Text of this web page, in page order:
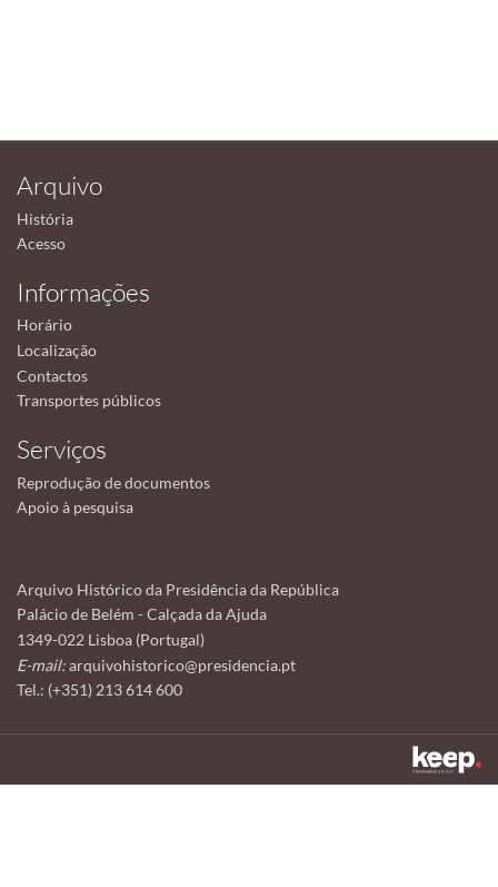
Arquivo
História
Acesso
Informações
Horário
Localização
Contactos
Transportes públicos
Serviços
Reprodução de documentos
Apoio à pesquisa
Arquivo Histórico da Presidência da República
Palácio de Belém - Calçada da Ajuda
1349-022 Lisboa (Portugal)
E-mail:arquivohistorico@presidencia.pt
Tel.: (+351) 213 614 600